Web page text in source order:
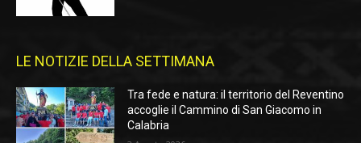
LE NOTIZIE DELLA SETTIMANA
Tra fede e natura: il territorio del Reventino
accoglie il Cammino di San Giacomo in
Calabria